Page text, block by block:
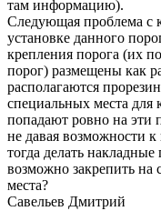
там информацию).
Следующая проблема с
установке данного
крепления порога (их
порог) размещены как
располагаются
специальных места для
попадают ровно на эти
не давая возможности
тогда делать
возможно закрепить на
места?
Савельев Дмитрий